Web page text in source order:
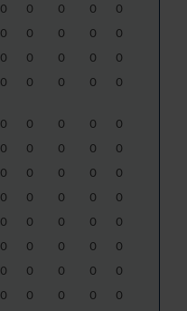
0 0 0 0
0
0 0 0 0
0
0 0 0 0
0
0 0 0 0 0
0 0 0 0
0
0 0 0 0
0
0 0 0 0
0
0 0 0 0
0
0 0 0 0
0
0 0 0 0
0
0 0 0 0
0
0 0 0 0
0